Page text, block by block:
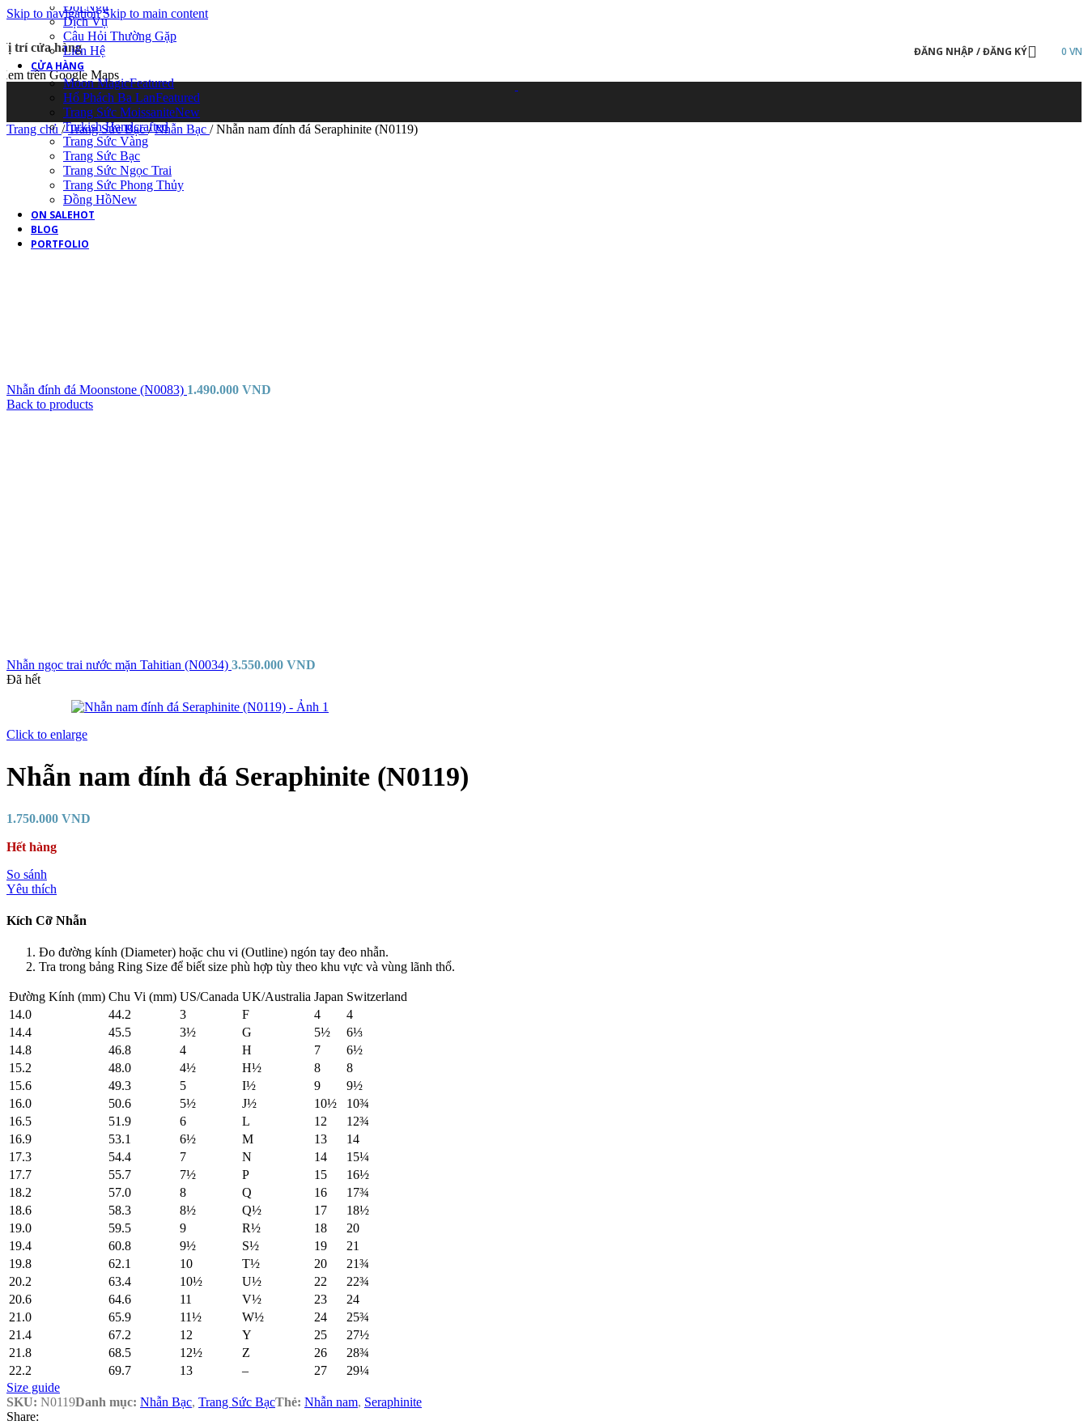
Skip to navigationSkip to main content
trí cửa hàng
trên Google Maps
ĐĂNG NHẬP / ĐĂNG KÝ 0
Đội Ngũ
Dịch Vụ
Câu Hỏi Thường Gặp
Liên Hệ
CỬA HÀNG
Moon MagicFeatured
Hổ Phách Ba LanFeatured
Trang Sức MoissaniteNew
Turkish Handcrafted
Trang Sức Vàng
Trang Sức Bạc
Trang Sức Ngọc Trai
Trang Sức Phong Thủy
Đồng HồNew
ON SALEHOT
BLOG
PORTFOLIO
Trang chủ / Trang Sức Bạc/ Nhẫn Bạc / Nhẫn nam đính đá Seraphinite (N0119)
Nhẫn đính đá Moonstone (N0083) 1.490.000 VND
Back to products
Nhẫn ngọc trai nước mặn Tahitian (N0034) 3.550.000 VND
Đã hết
Click to enlarge
Nhẫn nam đính đá Seraphinite (N0119)
1.750.000 VND
Hết hàng
So sánh
Yêu thích
Kích Cỡ Nhẫn
Đo đường kính (Diameter) hoặc chu vi (Outline) ngón tay đeo nhẫn.
Tra trong bảng Ring Size để biết size phù hợp tùy theo khu vực và vùng lãnh thổ.
Đường Kính (mm) Chu Vi (mm) US/Canada UK/Australia Japan Switzerland
14.0
44.2 3 F 4
4
14.4
45.5 3½ G 5½
6⅓
14.8
46.8 4 H 7
6½
15.2
48.0 4½ H½ 8
8
15.6
49.3 5 I½ 9
9½
16.0
50.6 5½ J½ 10½
10¾
16.5
51.9 6 L 12
12¾
16.9
53.1 6½ M 13
14
17.3
54.4 7 N 14
15¼
17.7
55.7 7½ P 15
16½
18.2
57.0 8 Q 16
17¾
18.6
58.3 8½ Q½ 17
18½
19.0
59.5 9 R½ 18
20
19.4
60.8 9½ S½ 19
21
19.8
62.1 10 T½ 20
21¾
20.2
63.4 10½ U½ 22
22¾
20.6
64.6 11 V½ 23
24
21.0
65.9 11½ W½ 24
25¾
21.4
67.2 12 Y 25
27½
21.8
68.5 12½ Z 26
28¾
22.2
69.7 13 – 27
29¼
Size guide
SKU: N0119Danh mục: Nhẫn Bạc, Trang Sức BạcThẻ: Nhẫn nam, Seraphinite
Share: